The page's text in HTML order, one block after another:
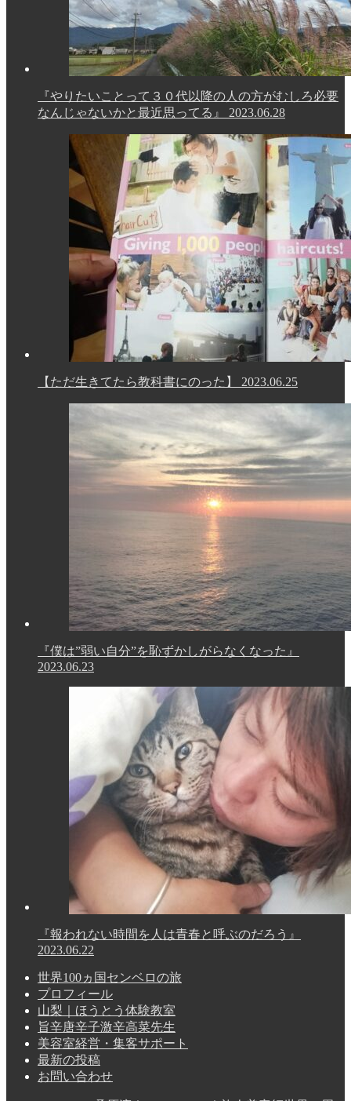
『やりたいことって３０代以降の人の方がむしろ必要
なんじゃないかと最近思ってる』 2023.06.28
【ただ生きてたら教科書にのった】 2023.06.25
『僕は”弱い自分”を恥ずかしがらなくなった』
2023.06.23
『報われない時間を人は青春と呼ぶのだろう』
2023.06.22
世界100ヵ国センベロの旅
プロフィール
山梨｜ほうとう体験教室
旨辛唐辛子激辛高菜先生
美容室経営・集客サポート
最新の投稿
お問い合わせ